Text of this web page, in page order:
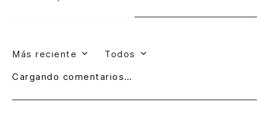
Más reciente Todos
Cargando comentarios…